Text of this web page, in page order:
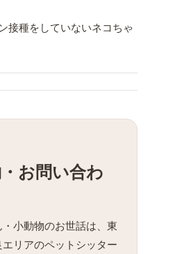
接種をしていないネコちゃ
お問い合わ
小動物のお世話は、東
リアのペットシッター